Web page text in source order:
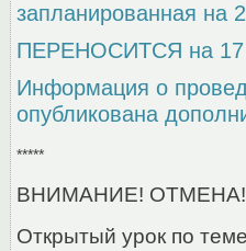
запланированная на
ПЕРЕНОСИТСЯ на 17
Информация о
опубликована
*****
ВНИМАНИЕ! ОТМЕНА!
Открытый урок по